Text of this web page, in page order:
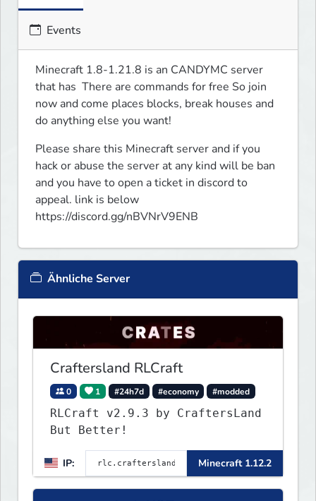
Events
Minecraft 1.8-1.21.8 is an CANDYMC server
that has  There are commands for free So join
now and come places blocks, break houses and
do anything else you want!
Please share this Minecraft server and if you
hack or abuse the server at any kind will be ban
and you have to open a ticket in discord to
appeal. link is below
https://discord.gg/nBVNrV9ENB
Ähnliche Server
Craftersland RLCraft
0 1 #24h7d #economy #modded
RLCraft v2.9.3 by CraftersLand
But Better!
IP: Minecraft 1.12.2